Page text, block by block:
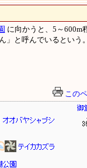
に向かうと、5～600m
と呼んでいるという。
この